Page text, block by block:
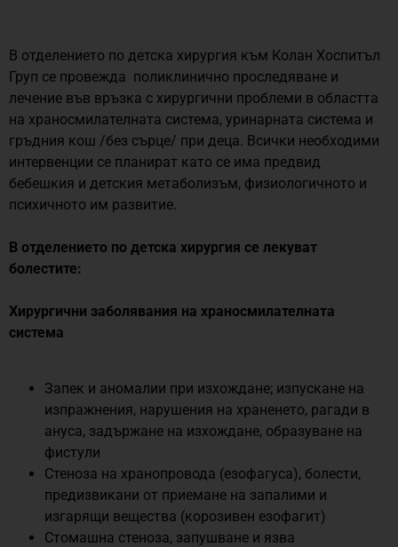
В отделението по детска хирургия към Колан Хоспитъл
Груп се провежда поликлинично проследяване и
лечение във връзка с хирургични проблеми в областта
на храносмилателната система, уринарната система и
гръдния кош /без сърце/ при деца. Всички необходими
интервенции се планират като се има предвид
бебешкия и детския метаболизъм, физиологичното и
психичното им развитие.
В отделението по детска хирургия се лекуват
болестите:
Хирургични заболявания на храносмилателната
система
Запек и аномалии при изхождане; изпускане на
изпражнения, нарушения на храненето, рагади в
ануса, задържане на изхождане, образуване на
фистули
Стеноза на хранопровода (езофагуса), болести,
предизвикани от приемане на запалими и
изгарящи вещества (корозивен езофагит)
Стомашна стеноза, запушване и язва